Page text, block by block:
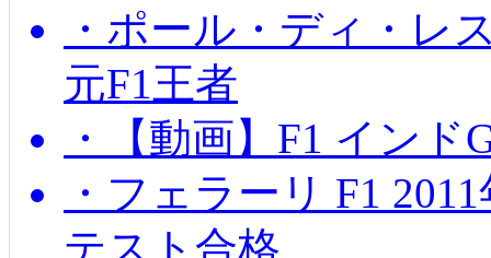
・ポール・ディ・レ
元F1王者
・【動画】F1 イン
・フェラーリ F1
テスト合格